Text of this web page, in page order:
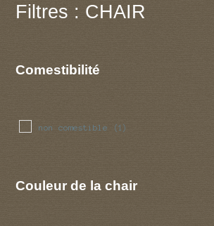
Filtres : CHAIR
Comestibilité
non comestible (1)
Couleur de la chair